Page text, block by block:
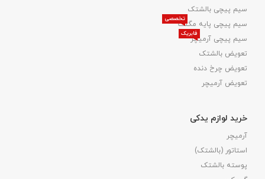
سیم پیچی بالشتک
سیم پیچی پایه مگنت
تخصصی
سیم پیچی آرمیچر
فابریک
تعویض بالشتک​
تعویض چرخ دنده
تعویض آرمیچر
خرید لوازم یدکی
آرمیچر
استاتور (بالشتک)
پوسته بالشتک